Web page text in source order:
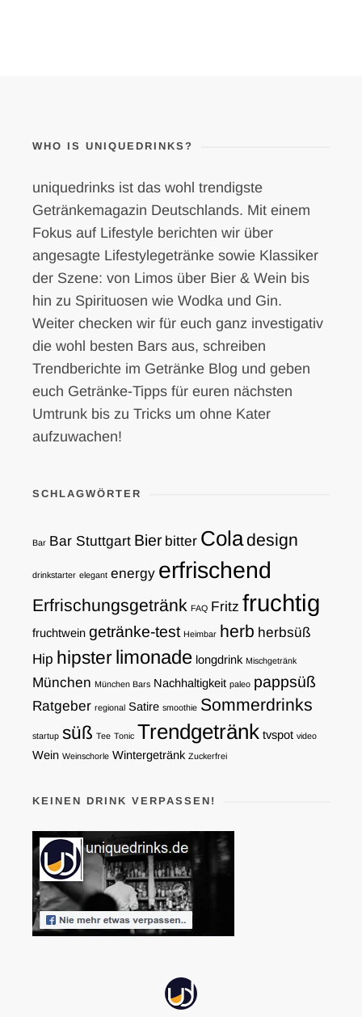
WHO IS UNIQUEDRINKS?
uniquedrinks ist das wohl trendigste
Getränkemagazin Deutschlands. Mit einem
Fokus auf Lifestyle berichten wir über
angesagte Lifestylegetränke sowie Klassiker
der Szene: von Limos über Bier & Wein bis
hin zu Spirituosen wie Wodka und Gin.
Weiter checken wir für euch ganz investigativ
die wohl besten Bars aus, schreiben
Trendberichte im Getränke Blog und geben
euch Getränke-Tipps für euren nächsten
Umtrunk bis zu Tricks um ohne Kater
aufzuwachen!
SCHLAGWÖRTER
Bar Bar Stuttgart Bier bitter Coladesign
drinkstarter elegant energy erfrischend
Erfrischungsgetränk FAQ Fritz fruchtig
fruchtwein getränke-test Heimbar herb herbsüß
Hip hipsterlimonade longdrink Mischgetränk
München München Bars Nachhaltigkeit paleo pappsüß
Ratgeber regional Satire smoothie Sommerdrinks
startup süß Tee Tonic Trendgetränk tvspot video
Wein Weinschorle Wintergetränk Zuckerfrei
KEINEN DRINK VERPASSEN!